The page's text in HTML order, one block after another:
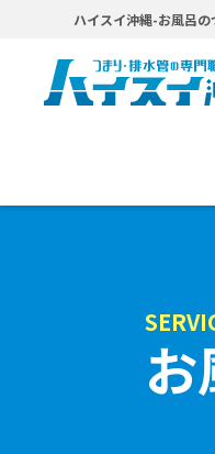
ハイスイ沖縄-お風呂